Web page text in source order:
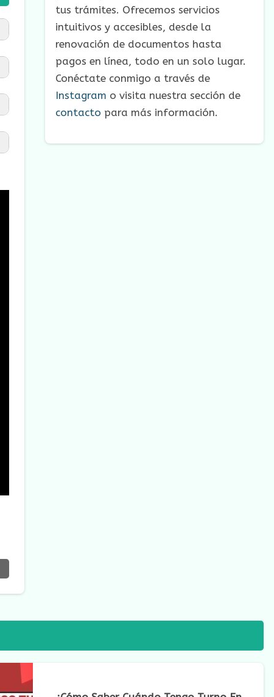
tus trámites. Ofrecemos servicios
intuitivos y accesibles, desde la
renovación de documentos hasta
pagos en línea, todo en un solo lugar.
Conéctate conmigo a través de
Instagram o visita nuestra sección de
contacto para más información.